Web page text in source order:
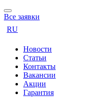
Все заявки
RU
Новости
Статьи
Контакты
Вакансии
Акции
Гарантия